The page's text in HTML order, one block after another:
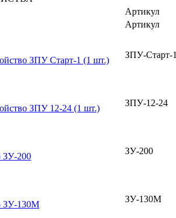
Артикул
Артикул
ЗПУ Старт-1 (1 шт.)
ЗПУ-Старт-1
ЗПУ 12-24 (1 шт.)
ЗПУ-12-24
ЗУ-200
ЗУ-200
ЗУ-130М
ЗУ-130М